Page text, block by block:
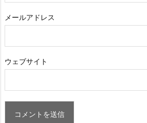
メールアドレス
ウェブサイト